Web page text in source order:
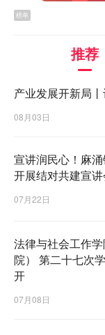
榜单
推荐
产业发展开新局
08月03日
宣讲润民心！麻
开展结对共建宣
07月22日
法律与社会工作
院） 第二十七次
开
07月08日